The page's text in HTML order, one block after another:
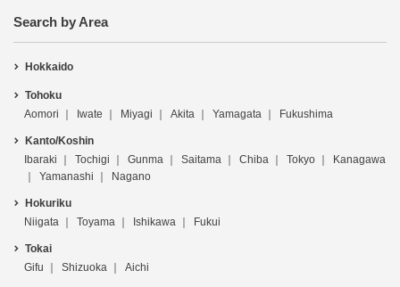
Search by Area
Hokkaido
Tohoku
Aomori
Iwate Miyagi Akita Yamagata Fukushima
Kanto/Koshin
Ibaraki
Tochigi Gunma Saitama Chiba Tokyo
Kanagawa
Yamanashi
Nagano
Hokuriku
Niigata
Toyama Ishikawa Fukui
Tokai
Gifu
Shizuoka Aichi